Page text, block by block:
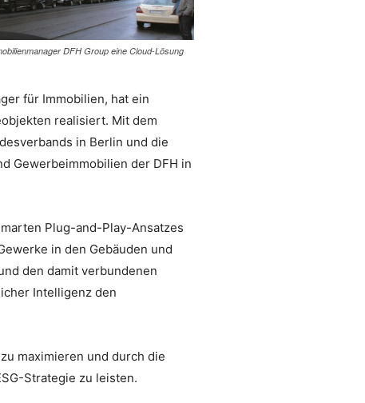
DFH Group eine Cloud-Lösung
für Immobilien, hat ein
realisiert. Mit dem
in Berlin und die
Gewerbeimmobilien der DFH in
Plug-and-Play-Ansatzes
in den Gebäuden und
den damit verbundenen
Intelligenz den
maximieren und durch die
Strategie zu leisten.